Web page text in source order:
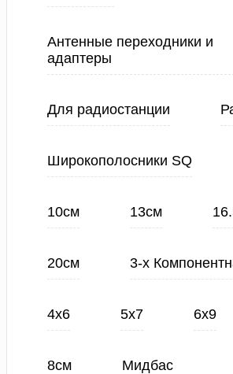
Антенные переходники и
адаптеры
Для радиостанции
Широкополосники SQ
10см 13см
20см 3-х
4х6 5х7 6х9
8см Мидбас